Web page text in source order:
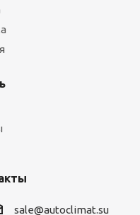
sale@autoclimat.su